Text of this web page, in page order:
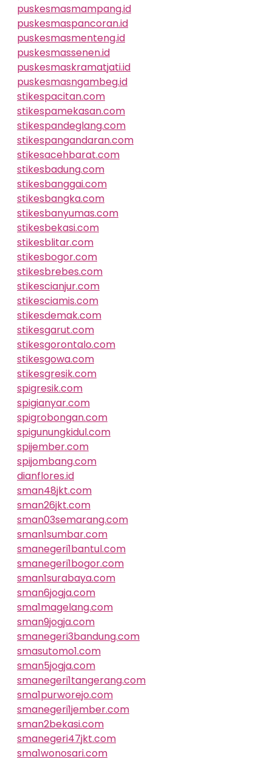
puskesmasmampang.id
puskesmaspancoran.id
puskesmasmenteng.id
puskesmassenen.id
puskesmaskramatjati.id
puskesmasngambeg.id
stikespacitan.com
stikespamekasan.com
stikespandeglang.com
stikespangandaran.com
stikesacehbarat.com
stikesbadung.com
stikesbanggai.com
stikesbangka.com
stikesbanyumas.com
stikesbekasi.com
stikesblitar.com
stikesbogor.com
stikesbrebes.com
stikescianjur.com
stikesciamis.com
stikesdemak.com
stikesgarut.com
stikesgorontalo.com
stikesgowa.com
stikesgresik.com
spigresik.com
spigianyar.com
spigrobongan.com
spigunungkidul.com
spijember.com
spijombang.com
dianflores.id
sman48jkt.com
sman26jkt.com
sman03semarang.com
sman1sumbar.com
smanegeri1bantul.com
smanegeri1bogor.com
sman1surabaya.com
sman6jogja.com
sma1magelang.com
sman9jogja.com
smanegeri3bandung.com
smasutomo1.com
sman5jogja.com
smanegeri1tangerang.com
sma1purworejo.com
smanegeri1jember.com
sman2bekasi.com
smanegeri47jkt.com
sma1wonosari.com